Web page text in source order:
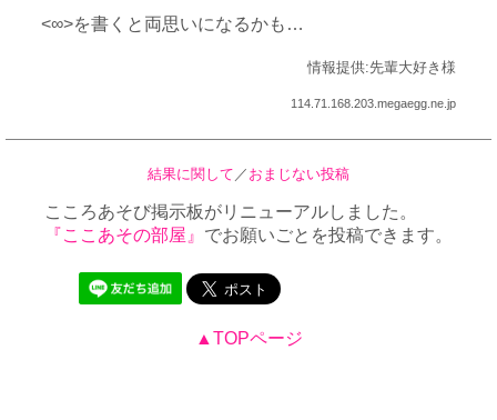
<∞>を書くと両思いになるかも…
情報提供:先輩大好き様
114.71.168.203.megaegg.ne.jp
結果に関して ／ おまじない投稿
こころあそび掲示板がリニューアルしました。
『ここあその部屋』 でお願いごとを投稿できます。
▲TOPページ